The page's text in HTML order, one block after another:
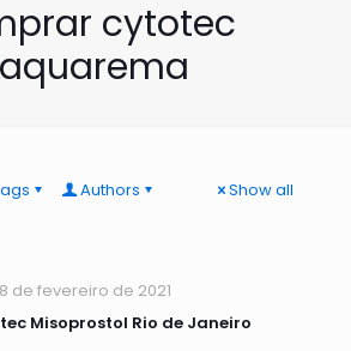
cytotec
Authors Show all
de fevereiro de 2021
Misoprostol Rio de Janeiro